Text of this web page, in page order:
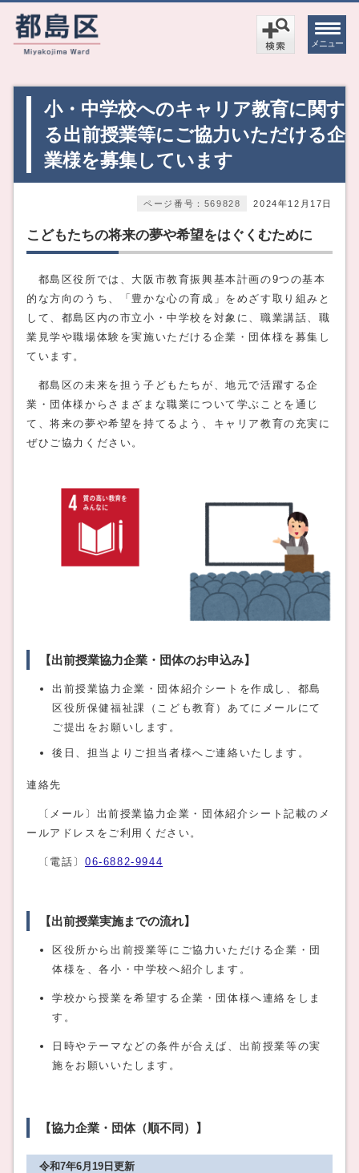
メニュー
小・中学校へのキャリア教育に関す
る出前授業等にご協力いただける企
業様を募集しています
2024年12月17日
ページ番号：569828
こどもたちの将来の夢や希望をはぐくむために
都島区役所では、大阪市教育振興基本計画の9つの基本
的な方向のうち、「豊かな心の育成」をめざす取り組みと
して、都島区内の市立小・中学校を対象に、職業講話、職
業見学や職場体験を実施いただける企業・団体様を募集し
ています。
都島区の未来を担う子どもたちが、地元で活躍する企
業・団体様からさまざまな職業について学ぶことを通じ
て、将来の夢や希望を持てるよう、キャリア教育の充実に
ぜひご協力ください。
【出前授業協力企業・団体のお申込み】
出前授業協力企業・団体紹介シートを作成し、都島
区役所保健福祉課（こども教育）あてにメールにて
ご提出をお願いします。
後日、担当よりご担当者様へご連絡いたします。
連絡先
〔メール〕出前授業協力企業・団体紹介シート記載のメ
ールアドレスをご利用ください。
〔電話〕 06-6882-9944
【出前授業実施までの流れ】
区役所から出前授業等にご協力いただける企業・団
体様を、各小・中学校へ紹介します。
学校から授業を希望する企業・団体様へ連絡をしま
す。
日時やテーマなどの条件が合えば、出前授業等の実
施をお願いいたします。
【協力企業・団体（順不同）】
令和7年6月19日更新